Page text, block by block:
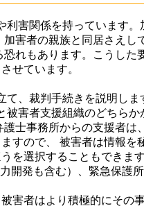
害関係を持っています。
害者の親族と同居さえし
れもあります。こうした
せています。
、裁判手続きを説明しま
害者支援組織のどちらか
士事務所からの支援者は
すので、 被害者は情報を
を選択することもできます
開発も含む）、緊急保護
害者はより積極的にその